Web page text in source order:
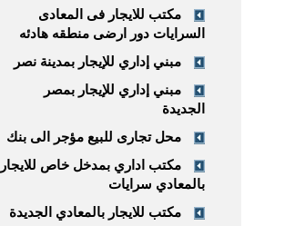
مكتب للايجار فى المعادى
السرايات دور ارضى منطقه هادئه
مبني إداري للإيجار بمدينة نصر
مبني إداري للإيجار بمصر
الجديدة
محل تجارى للبيع مؤجر الى بنك
مكتب اداري بمدخل خاص للايجار
بالمعادي سرايات
مكتب للايجار بالمعادي الجديدة